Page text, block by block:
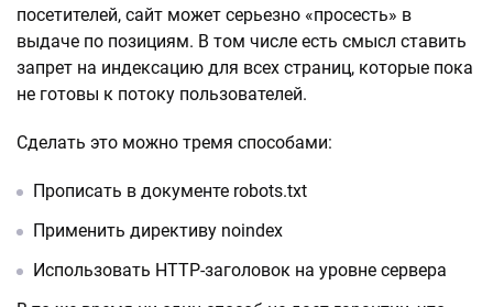
посетителей, сайт может серьезно «просесть» в
выдаче по позициям. В том числе есть смысл ставить
запрет на индексацию для всех страниц, которые пока
не готовы к потоку пользователей.
Сделать это можно тремя способами:
Прописать в документе robots.txt
Применить директиву noindex
Использовать HTTP-заголовок на уровне сервера